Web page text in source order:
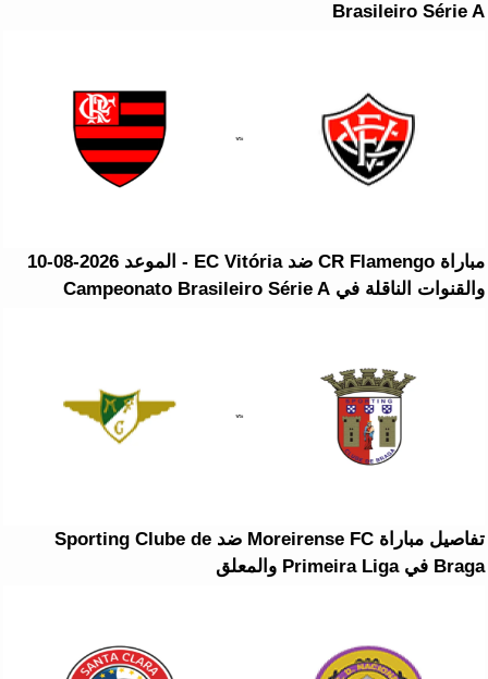
Brasileiro Série A
مباراة CR Flamengo ضد EC Vitória - الموعد 2026-08-10
والقنوات الناقلة في Campeonato Brasileiro Série A
تفاصيل مباراة Moreirense FC ضد Sporting Clube de
Braga في Primeira Liga والمعلق